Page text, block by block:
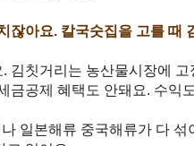
잖아요. 칼국숫집을 고를
김칫거리는 농산물시장에
금공제 혜택도 안돼요. 수
일본해류 중국해류가 다